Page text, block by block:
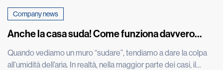
Company news
Anche la casa suda! Come funziona davvero
Quando vediamo un muro “sudare”, tendiamo a dare la colpa
all’umidità dell’aria. In realtà, nella maggior parte dei casi, il